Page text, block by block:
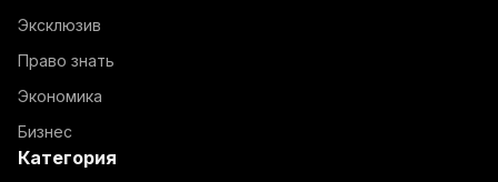
Эксклюзив
Право знать
Экономика
Бизнес
Категория